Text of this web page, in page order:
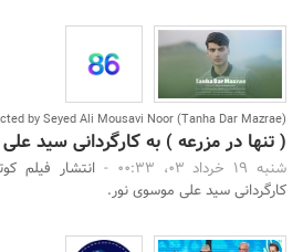
(Tanha Dar Mazrae) directed by Seyed Ali Mousavi Noor
( تنها در مزرعه ) به کارگردانی سید
شنبه 19 خرداد 03، 00:33 -
کارگردانی سید علی موسوی نور.